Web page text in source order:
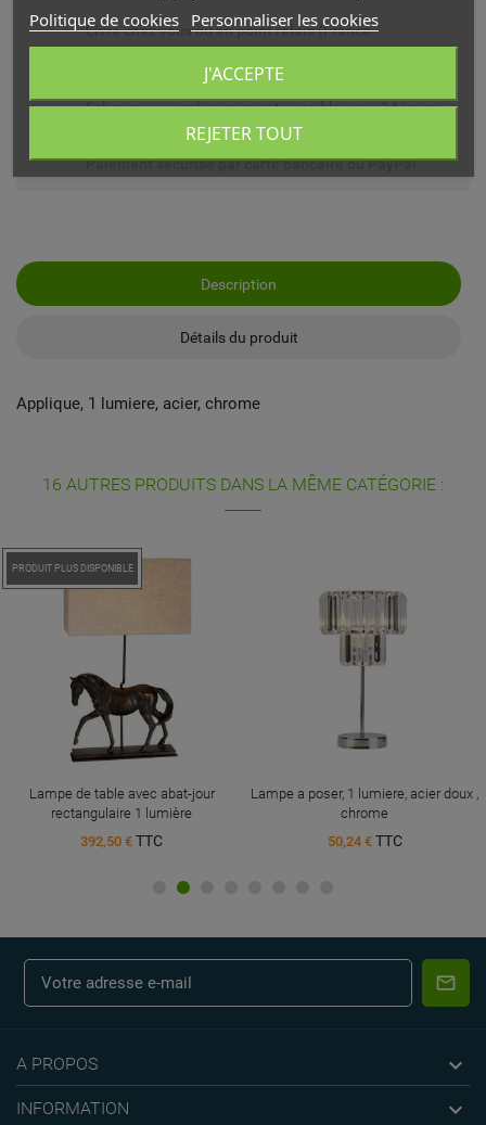
Livré chez vous ou en point relais (France
Echange ou remboursement possible sous 14 jours
Paiement sécurisé par carte bancaire ou PayPal
Description
Détails du produit
Applique, 1 lumiere, acier, chrome
16 AUTRES PRODUITS DANS LA MÊME CATÉGORIE :
PROMO !
PRODUIT PLUS DISPONIBLE
Lampe de table avec abat-jour
rectangulaire 1 lumière
392,50 € TTC
Lampe a poser, 1 lumiere, acier doux ,
chrome
50,24 € TTC
A PROPOS 
INFORMATION 
Politique de cookies Personnaliser les cookies
REJETER TOUT
J'ACCEPTE